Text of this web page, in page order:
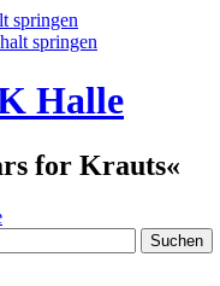
springen
springen
Halle
for Krauts«